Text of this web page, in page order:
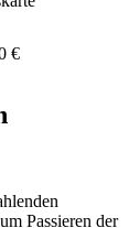
€
Passieren der